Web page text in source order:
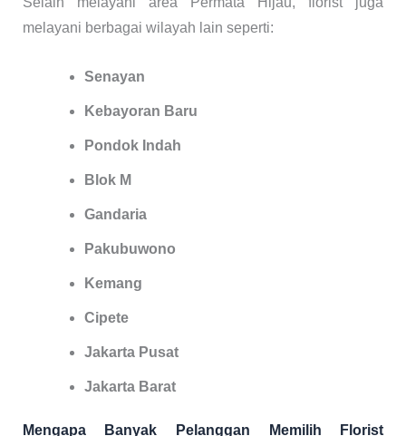
melayani berbagai wilayah lain seperti:
Senayan
Kebayoran Baru
Pondok Indah
Blok M
Gandaria
Pakubuwono
Kemang
Cipete
Jakarta Pusat
Jakarta Barat
Mengapa Banyak Pelanggan Memilih Florist